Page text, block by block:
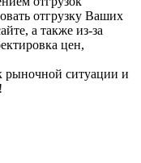
отгрузку Ваших
а также из-за
цен,
рыночной ситуации и